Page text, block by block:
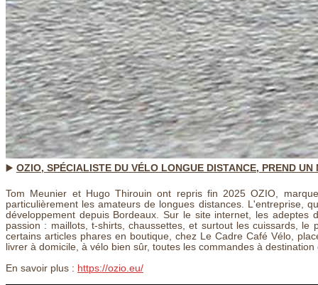
▶️ OZIO, SPÉCIALISTE DU VÉLO LONGUE DISTANCE, PREND UN
Tom Meunier et Hugo Thirouin ont repris fin 2025 OZIO,
particulièrement les amateurs de longues distances. L'entreprise,
développement depuis Bordeaux. Sur le site internet, les adeptes
passion : maillots, t-shirts, chaussettes, et surtout les cuissards,
certains articles phares en boutique, chez Le Cadre Café Vélo,
livrer à domicile, à vélo bien sûr, toutes les commandes à
En savoir plus : https://ozio.eu/